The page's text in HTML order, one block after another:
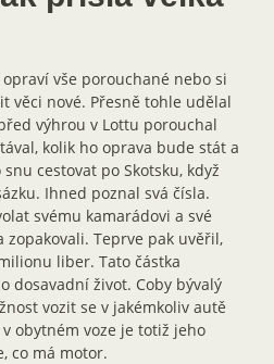
vše porouchané nebo si
věci nové. Přesně tohle udělal
výhrou v Lottu porouchal
kolik ho oprava bude stát a
cestovat po Skotsku, když
Ihned poznal svá čísla.
svému kamarádovi a své
zopakovali. Teprve pak uvěřil,
liber. Tato částka
dosavadní život. Coby bývalý
vozit se v jakémkoliv autě
obytném voze je totiž jeho
co má motor.